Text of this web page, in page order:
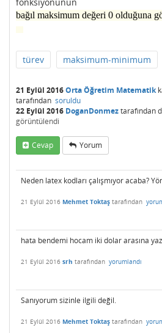
bağıl maksimum değeri 0 olduğuna
türev maksimum-minimum
21 Eylül 2016Orta Öğretim Matematik
tarafından soruldu
22 Eylül 2016 DoganDonmeztarafından
görüntülendi
Cevap Yorum
Neden latex kodları çalışmıyor acaba?
21 Eylül 2016 Mehmet Toktaş tarafından
hata bendemi hocam iki dolar arasına
21 Eylül 2016 srh tarafından yorumlandı
Sanıyorum sizinle ilgili değil.
21 Eylül 2016 Mehmet Toktaş tarafından